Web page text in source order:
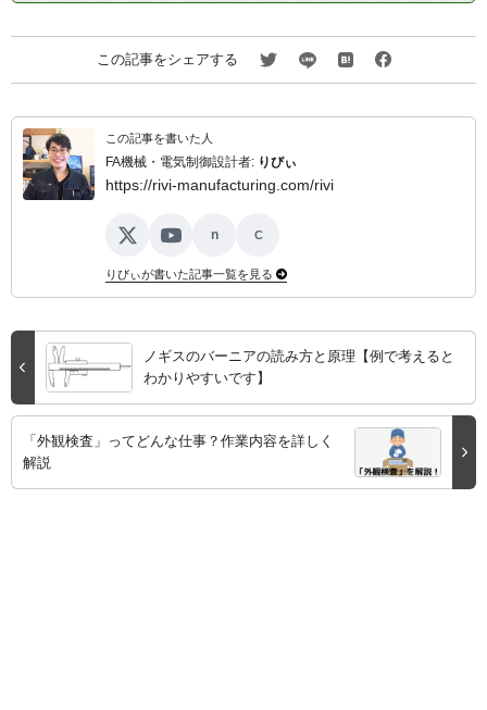
この記事をシェアする
この記事を書いた人
FA機械・電気制御設計者: りびぃ
https://rivi-manufacturing.com/rivi
X YouTube
n C
りびぃが書いた記事一覧を見る
ノギスのバーニアの読み方と原理【例で考えると
わかりやすいです】
「外観検査」ってどんな仕事？作業内容を詳しく
解説